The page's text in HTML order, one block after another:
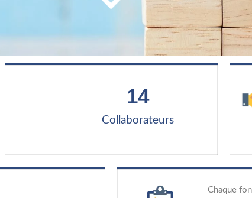
Collaborateurs
14
Chaque